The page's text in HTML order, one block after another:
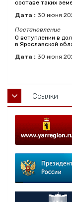
составе таких
Дата : 30 июня
Постановление
О вступлении в
в Ярославской
Дата : 30 июня
Ссылки